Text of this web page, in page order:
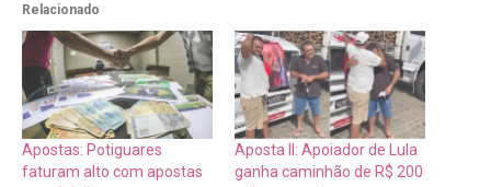
Relacionado
Apostas: Potiguares
faturam alto com apostas
Aposta II: Apoiador de Lula
ganha caminhão de R$ 200